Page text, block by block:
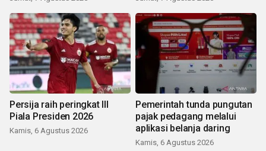
Persija raih peringkat III
Piala Presiden 2026
Kamis, 6 Agustus 2026
Pemerintah tunda pungutan
pajak pedagang melalui
aplikasi belanja daring
Kamis, 6 Agustus 2026